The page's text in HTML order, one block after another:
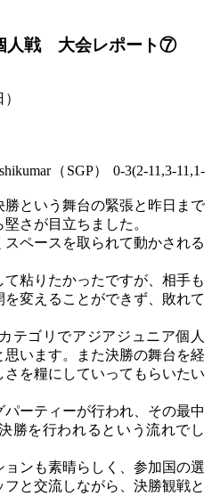
人戦 大会レポート⑦
（SGP） 0-3(2-11,3-11,1-
という舞台の緊張と昨日まで
さが目立ちました。
ペースを取られて動かされる
粘りたかったですが、相手も
変えることができず、敗れて
テゴリでアジアジュニア個人
います。また決勝の舞台を経
を糧にしていってもらいたい
ーティーが行われ、その最中
勝を行われるという流れでし
ンも素晴らしく、参加国の選
と交流しながら、決勝観戦と